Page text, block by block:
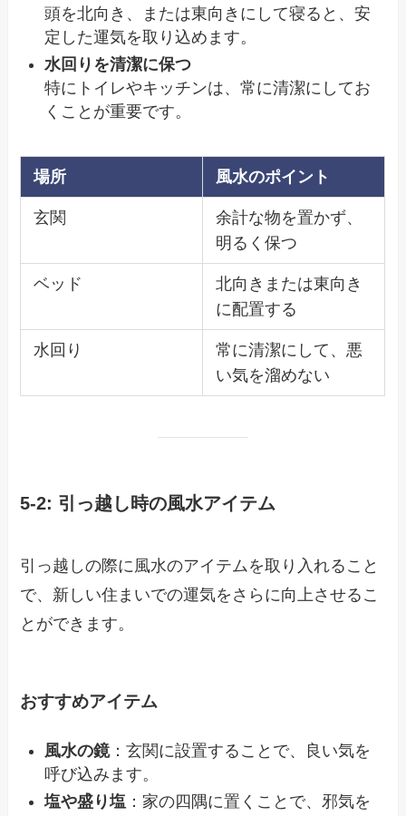
頭を北向き、または東向きにして寝ると、安
定した運気を取り込めます。
水回りを清潔に保つ
特にトイレやキッチンは、常に清潔にしてお
くことが重要です。
場所 風水のポイント
玄関
余計な物を置かず、
明るく保つ
ベッド
北向きまたは東向き
に配置する
水回り
常に清潔にして、悪
い気を溜めない
5-2: 引っ越し時の風水アイテム
引っ越しの際に風水のアイテムを取り入れること
で、新しい住まいでの運気をさらに向上させるこ
とができます。
おすすめアイテム
風水の鏡：玄関に設置することで、良い気を
呼び込みます。
塩や盛り塩 ：家の四隅に置くことで、邪気を